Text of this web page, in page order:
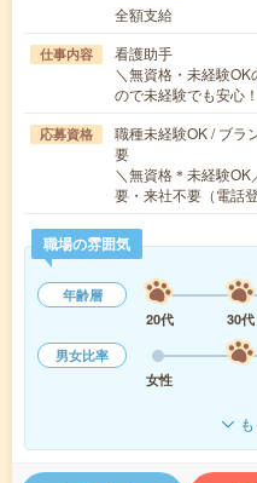
全額支給
仕事内容
看護助手
＼無資格・未経験
ので未経験でも安
応募資格
職種未経験OK / ブラ
要
＼無資格＊未経験
要・来社不要（電話
職場の雰囲気
年齢層
20代
30代
男女比率
女性